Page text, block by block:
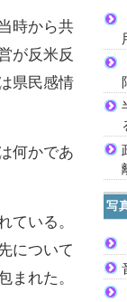
時から共
が反米反
県民感情
何かであ
ている。
について
まれた。
写